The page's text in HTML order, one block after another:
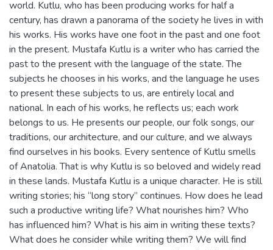
world. Kutlu, who has been producing works for half a
century, has drawn a panorama of the society he lives in with
his works. His works have one foot in the past and one foot
in the present. Mustafa Kutlu is a writer who has carried the
past to the present with the language of the state. The
subjects he chooses in his works, and the language he uses
to present these subjects to us, are entirely local and
national. In each of his works, he reflects us; each work
belongs to us. He presents our people, our folk songs, our
traditions, our architecture, and our culture, and we always
find ourselves in his books. Every sentence of Kutlu smells
of Anatolia. That is why Kutlu is so beloved and widely read
in these lands. Mustafa Kutlu is a unique character. He is still
writing stories; his “long story” continues. How does he lead
such a productive writing life? What nourishes him? Who
has influenced him? What is his aim in writing these texts?
What does he consider while writing them? We will find